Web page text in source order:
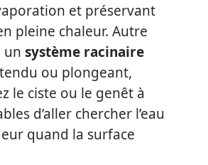
et préservant
pleine chaleur. Autre
un système racinaire
ou plongeant,
le ciste ou le genêt à
d’aller chercher l’eau
quand la surface